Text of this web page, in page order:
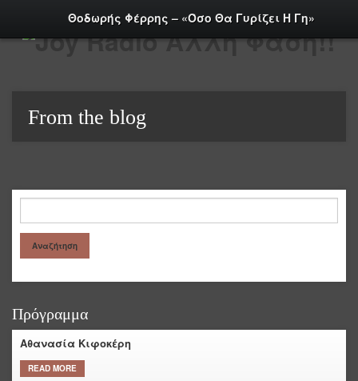
Θοδωρής Φέρρης – «Όσο Θα Γυρίζει Η Γη»
From the blog
Πρόγραμμα
Αθανασία Κιφοκέρη
READ MORE